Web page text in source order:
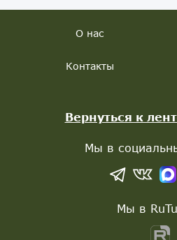
О нас
Контакты
Вернуться к
Мы в
Мы в